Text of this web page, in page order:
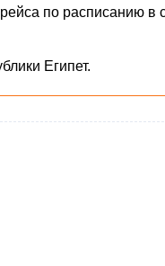
по расписанию
Египет.